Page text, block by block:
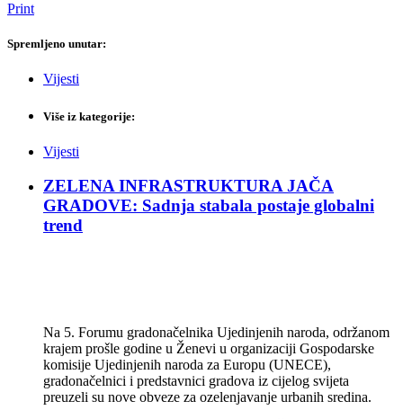
Print
Spremljeno unutar:
Vijesti
Više iz kategorije:
Vijesti
ZELENA INFRASTRUKTURA JAČA
GRADOVE: Sadnja stabala postaje globalni
trend
Na 5. Forumu gradonačelnika Ujedinjenih naroda, održanom
krajem prošle godine u Ženevi u organizaciji Gospodarske
komisije Ujedinjenih naroda za Europu (UNECE),
gradonačelnici i predstavnici gradova iz cijelog svijeta
preuzeli su nove obveze za ozelenjavanje urbanih sredina.